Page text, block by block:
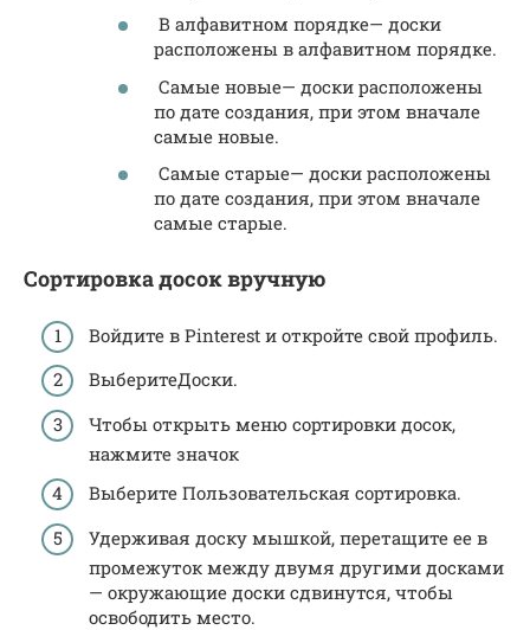
В алфавитном порядке— доски
расположены в алфавитном порядке.
Самые новые— доски расположены
по дате создания, при этом вначале
самые новые.
Самые старые— доски расположены
по дате создания, при этом вначале
самые старые.
Сортировка досок вручную
Войдите в Pinterest и откройте свой профиль.
ВыберитеДоски.
Чтобы открыть меню сортировки досок,
нажмите значок
Выберите Пользовательская сортировка.
Удерживая доску мышкой, перетащите ее в
промежуток между двумя другими досками
— окружающие доски сдвинутся, чтобы
освободить место.